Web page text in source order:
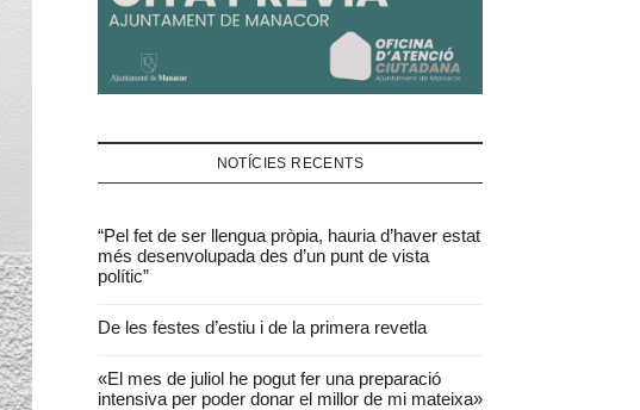
NOTÍCIES RECENTS
“Pel fet de ser llengua pròpia, hauria d’haver estat
més desenvolupada des d’un punt de vista
polític”
De les festes d’estiu i de la primera revetla
«El mes de juliol he pogut fer una preparació
intensiva per poder donar el millor de mi mateixa»